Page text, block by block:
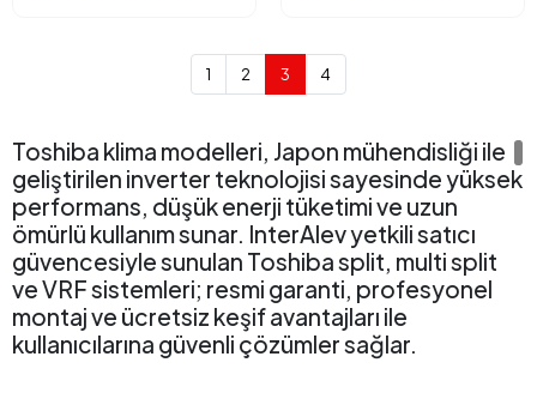
1 2 3 4
Toshiba klima modelleri, Japon mühendisliği ile
geliştirilen inverter teknolojisi sayesinde yüksek
performans, düşük enerji tüketimi ve uzun
ömürlü kullanım sunar. InterAlev yetkili satıcı
güvencesiyle sunulan Toshiba split, multi split
ve VRF sistemleri; resmi garanti, profesyonel
montaj ve ücretsiz keşif avantajları ile
kullanıcılarına güvenli çözümler sağlar.